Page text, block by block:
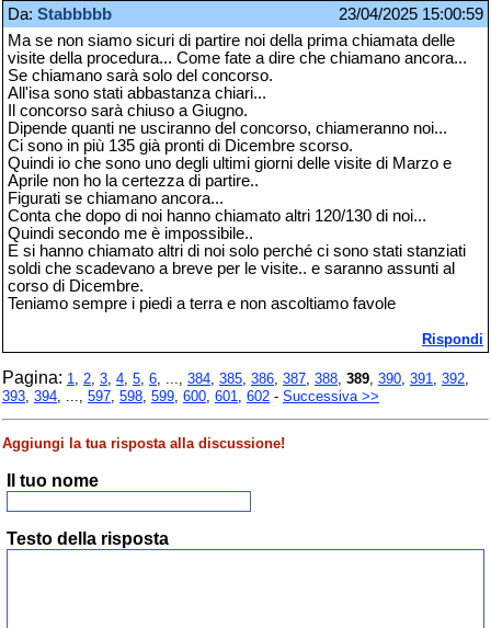
Da: Stabbbbb
23/04/2025 15:00:59
Ma se non siamo sicuri di partire noi della prima chiamata delle
visite della procedura... Come fate a dire che chiamano ancora...
Se chiamano sarà solo del concorso.
All'isa sono stati abbastanza chiari...
Il concorso sarà chiuso a Giugno.
Dipende quanti ne usciranno del concorso, chiameranno noi...
Ci sono in più 135 già pronti di Dicembre scorso.
Quindi io che sono uno degli ultimi giorni delle visite di Marzo e
Aprile non ho la certezza di partire..
Figurati se chiamano ancora...
Conta che dopo di noi hanno chiamato altri 120/130 di noi...
Quindi secondo me è impossibile..
E si hanno chiamato altri di noi solo perché ci sono stati stanziati
soldi che scadevano a breve per le visite.. e saranno assunti al
corso di Dicembre.
Teniamo sempre i piedi a terra e non ascoltiamo favole
Rispondi
Pagina: 1 2 3 4 5 6 384 385 386 387 388 389 390 391 392
393 394 597 598 599 600 601 602 - Successiva >>
Aggiungi la tua risposta alla discussione!
Il tuo nome
Testo della risposta